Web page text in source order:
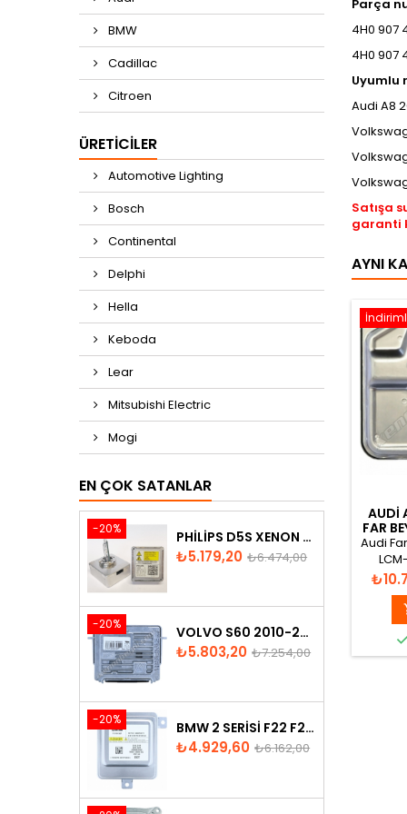
BMW
Cadillac
Citroen
ÜRETICILER
Automotive Lighting
Bosch
Continental
Delphi
Hella
Keboda
Lear
Mitsubishi Electric
Mogi
EN ÇOK SATANLAR
-20% PHILIPS D5S XENON AMPUL
Fiyat
₺5.179,20 Normal
₺6.474,00
-20% VOLVO S60 2010-2018 XENON FAR BEYNI 31297942
Fiyat
₺5.803,20 Normal
₺7.254,00
-20% BMW 2 SERISI F22 F23 2013-2016 XENON FAR BEYNI 7318327
Fiyat
₺4.929,60 Normal
₺6.162,00
Parça
4H0 907
4H0 907
Uyumlu
Audi A8
Satışa
garanti
AYNI
AUDI
FAR
Audi
Fiyat